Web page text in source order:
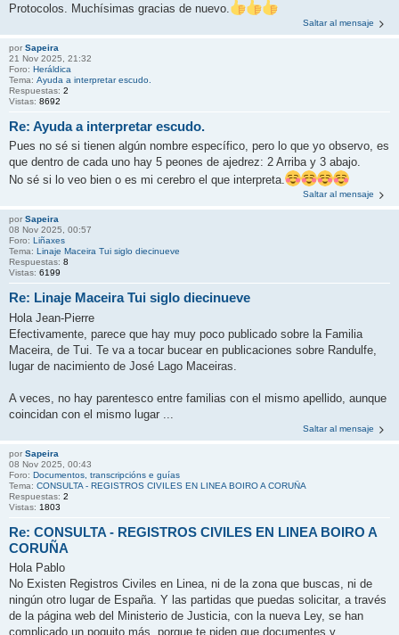
Protocolos. Muchísimas gracias de nuevo.
Saltar al mensaje
por Sapeira
21 Nov 2025, 21:32
Foro: Heráldica
Tema: Ayuda a interpretar escudo.
Respuestas: 2
Vistas: 8692
Re: Ayuda a interpretar escudo.
Pues no sé si tienen algún nombre específico, pero lo que yo observo, es
que dentro de cada uno hay 5 peones de ajedrez: 2 Arriba y 3 abajo.
No sé si lo veo bien o es mi cerebro el que interpreta.
Saltar al mensaje
por Sapeira
08 Nov 2025, 00:57
Foro: Liñaxes
Tema: Linaje Maceira Tui siglo diecinueve
Respuestas: 8
Vistas: 6199
Re: Linaje Maceira Tui siglo diecinueve
Hola Jean-Pierre
Efectivamente, parece que hay muy poco publicado sobre la Familia
Maceira, de Tui. Te va a tocar bucear en publicaciones sobre Randulfe,
lugar de nacimiento de José Lago Maceiras.
A veces, no hay parentesco entre familias con el mismo apellido, aunque
coincidan con el mismo lugar ...
Saltar al mensaje
por Sapeira
08 Nov 2025, 00:43
Foro: Documentos, transcripcións e guías
Tema: CONSULTA - REGISTROS CIVILES EN LINEA BOIRO A CORUÑA
Respuestas: 2
Vistas: 1803
Re: CONSULTA - REGISTROS CIVILES EN LINEA BOIRO A
CORUÑA
Hola Pablo
No Existen Registros Civiles en Linea, ni de la zona que buscas, ni de
ningún otro lugar de España. Y las partidas que puedas solicitar, a través
de la página web del Ministerio de Justicia, con la nueva Ley, se han
complicado un poquito más, porque te piden que documentes y